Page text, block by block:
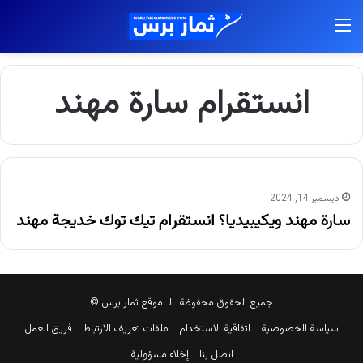
انستقرام سارة مهند
ديسمبر 14, 2024
سارة مهند ويكيبيديا؟ انستقرام تيك توك خديجة مهند
جميع الحقوق محفوظة لـ موقع ثمار برس ©
سياسة الخصوصية
اتفاقية الاستخدام ملفات تعريف الارتباط
فريق العمل
اتصل بنا
إخلاء مسؤولية